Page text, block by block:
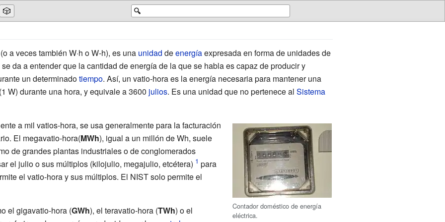
🔍
🎲
a veces también W·h o W-h), es una unidad deenergíaexpresada en forma de unidades de
da a entender que la cantidad de energía de la que se habla es capaz de producir y
un determinadotiempo. Así, un vatio-hora es la energía necesaria para mantener una
W) durante una hora, y equivale a 3600 julios. Es una unidad que no pertenece al Sistema
Contador doméstico de energía
eléctrica.
a mil vatios-hora, se usa generalmente para la facturación
El megavatio-hora(MWh), igual a un millón de Wh, suele
de grandes plantas industriales o de conglomerados
el julio o sus múltiplos (kilojulio, megajulio, etcétera)
para
el vatio-hora y sus múltiplos. El NIST solo permite el
el gigavatio-hora (GWh), el teravatio-hora (TWh) o el